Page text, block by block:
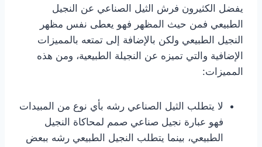
يفضل الكثيرون فرش الثيل الصناعي عن النجيل
الطبيعي فمن حيث المظهر فهو يعطى نفس مظهر
النجيل الطبيعي ولكن بالإضافة إلى تمتعه بالمميزات
الإضافية والتي تميزه عن النجيلة الطبيعية، ومن هذه
المميزات:
لا يتطلب الثيل الصناعي رشه بأي نوع من المبيدات
فهو عبارة نجيل صناعي صمم لمحاكاة النجيل
الطبيعي، بينما يتطلب النجيل الطبيعي رشه ببعض